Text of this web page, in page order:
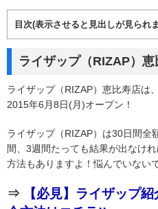
目次(表示させると見出しが見られ
ライザップ（RIZAP）
ライザップ（RIZAP）恵比寿店は
2015年6月8日(月)オープン！
ライザップ（RIZAP）は30日間全
間、3週間たっても結果が出なけ
方法もありますよ！悩んでいない
⇒
【必見】ライザップ